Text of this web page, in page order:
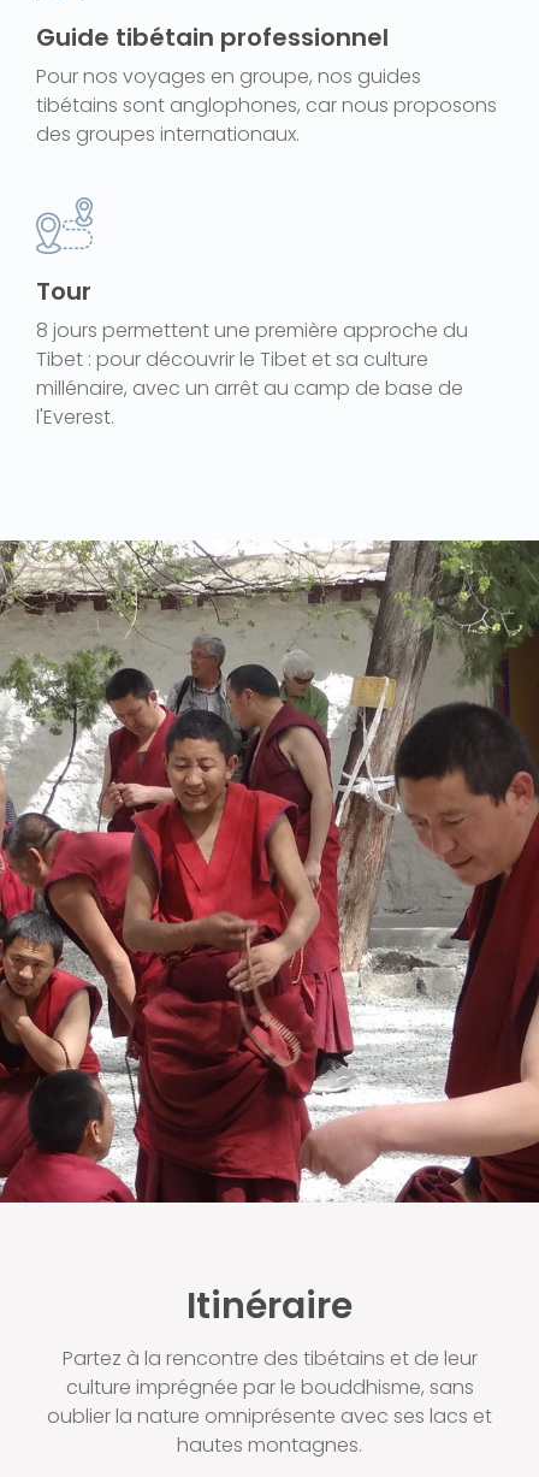
Guide tibétain professionnel
Pour nos voyages en groupe, nos guides
tibétains sont anglophones, car nous proposons
des groupes internationaux.
Tour
8 jours permettent une première approche du
Tibet : pour découvrir le Tibet et sa culture
millénaire, avec un arrêt au camp de base de
l'Everest.
Itinéraire
Partez à la rencontre des tibétains et de leur
culture imprégnée par le bouddhisme, sans
oublier la nature omniprésente avec ses lacs et
hautes montagnes.